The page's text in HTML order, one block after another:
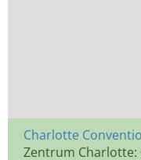
Charlotte
Zentrum Charlotte: